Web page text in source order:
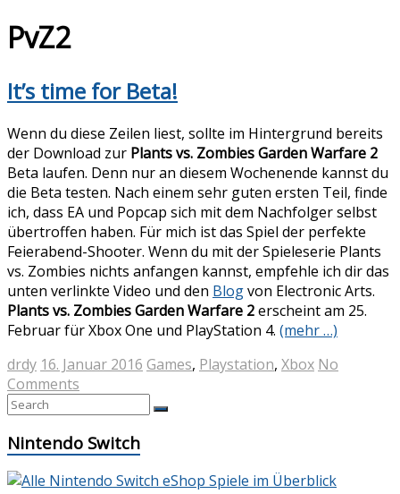
PvZ2
It’s time for Beta!
Wenn du diese Zeilen liest, sollte im Hintergrund bereits
der Download zur Plants vs. Zombies Garden Warfare 2
Beta laufen. Denn nur an diesem Wochenende kannst du
die Beta testen. Nach einem sehr guten ersten Teil, finde
ich, dass EA und Popcap sich mit dem Nachfolger selbst
übertroffen haben. Für mich ist das Spiel der perfekte
Feierabend-Shooter. Wenn du mit der Spieleserie Plants
vs. Zombies nichts anfangen kannst, empfehle ich dir das
unten verlinkte Video und den Blogvon Electronic Arts.
Plants vs. Zombies Garden Warfare 2erscheint am 25.
Februar für Xbox One und PlayStation 4. (mehr …)
drdy 16. Januar 2016 Games, Playstation, Xbox No
Comments
Nintendo Switch